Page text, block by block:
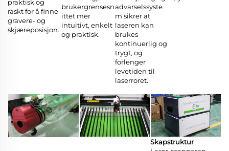
praktisk og
raskt for å finne
gravere- og
skjæreposisjon.
brukergrensesn
ittet mer
intuitivt, enkelt
og praktisk.
advarselssyste
m sikrer at
laseren kan
brukes
kontinuerlig og
trygt, og
forlenger
levetiden til
laserroret.
Skapstruktur